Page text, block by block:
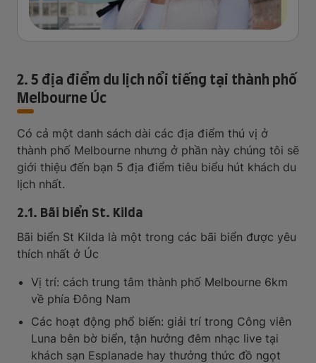
2. 5 địa điểm du lịch nổi tiếng tại thành phố
Melbourne Úc
Có cả một danh sách dài các địa điểm thú vị ở
thành phố Melbourne nhưng ở phần này chúng tôi sẽ
giới thiệu đến bạn 5 địa điểm tiêu biểu hút khách du
lịch nhất.
2.1. Bãi biển St. Kilda
Bãi biển St Kilda là một trong các bãi biển được yêu
thích nhất ở Úc
Vị trí: cách trung tâm thành phố Melbourne 6km
về phía Đông Nam
Các hoạt động phổ biến: giải trí trong Công viên
Luna bên bờ biển, tận hưởng đêm nhạc live tại
khách sạn Esplanade hay thưởng thức đồ ngọt